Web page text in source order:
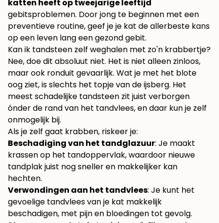
katten heeft op tweejarige leeftijd
gebitsproblemen. Door jong te beginnen met een
preventieve routine, geef je je kat de allerbeste kans
op een leven lang een gezond gebit.
Kan ik tandsteen zelf weghalen met zo'n krabbertje?
Nee, doe dit absoluut niet. Het is niet alleen zinloos,
maar ook ronduit gevaarlijk. Wat je met het blote
oog ziet, is slechts het topje van de ijsberg. Het
meest schadelijke tandsteen zit juist verborgen
ónder de rand van het tandvlees, en daar kun je zelf
onmogelijk bij.
Als je zelf gaat krabben, riskeer je:
Beschadiging van het tandglazuur: Je maakt
krassen op het tandoppervlak, waardoor nieuwe
tandplak juist nog sneller en makkelijker kan
hechten.
Verwondingen aan het tandvlees: Je kunt het
gevoelige tandvlees van je kat makkelijk
beschadigen, met pijn en bloedingen tot gevolg.